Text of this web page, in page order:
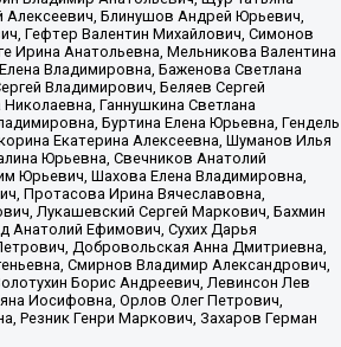
Блинушов Андрей Юрьевич,
Гефтер Валентин Михайлович, Симонов
Ирина Анатольевна, Мельникова Валентина
Владимировна, Баженова Светлана
Владимирович, Беляев Сергей
Ганнушкина Светлана
Буртина Елена Юрьевна, Гендель
Екатерина Алексеевна, Шуманов Илья
Юрьевна, Свечников Анатолий
Юрьевич, Шахова Елена Владимировна,
Протасова Ирина Вячеславовна,
Лукашевский Сергей Маркович, Бахмин
Анатолий Ефимович, Сухих Дарья
Добровольская Анна Дмитриевна,
Смирнов Владимир Александрович,
Борис Андреевич, Левинсон Лев
Иосифовна, Орлов Олег Петрович,
Резник Генри Маркович, Захаров Герман